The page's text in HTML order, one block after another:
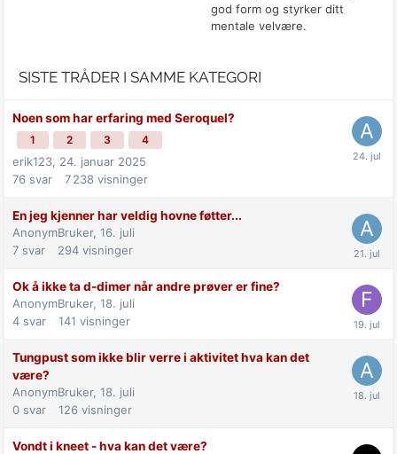
god form og styrker ditt
mentale velvære.
SISTE TRÅDER I SAMME KATEGORI
Noen som har erfaring med Seroquel?
1 2 3 4
erik123, 24. januar 2025
76 svar 7 238 visninger
En jeg kjenner har veldig hovne føtter...
AnonymBruker, 16. juli
7 svar 294 visninger
Ok å ikke ta d-dimer når andre prøver er fine?
AnonymBruker, 18. juli
4 svar 141 visninger
Tungpust som ikke blir verre i aktivitet hva kan det
være?
AnonymBruker, 18. juli
0 svar 126 visninger
Vondt i kneet - hva kan det være?